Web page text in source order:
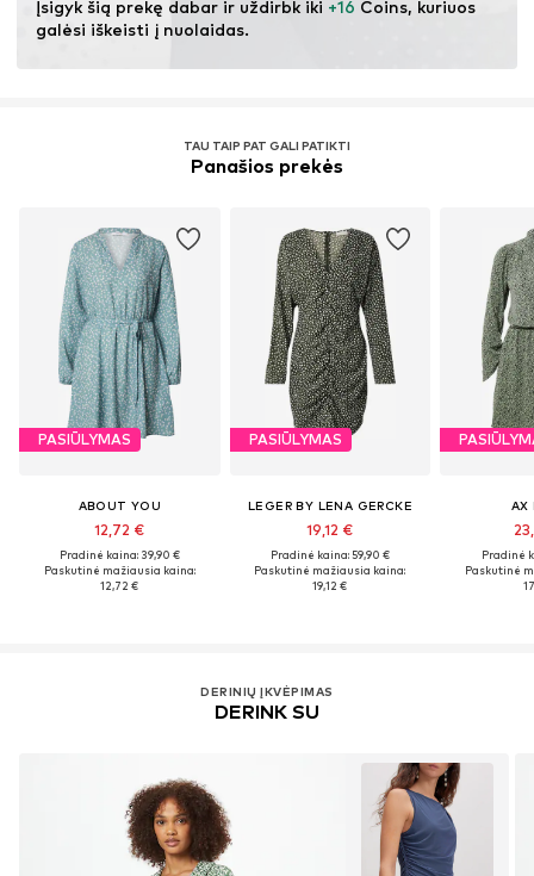
Įsigyk šią prekę dabar ir uždirbk iki +16 Coins, kuriuos
galėsi iškeisti į nuolaidas.
TAU TAIP PAT GALI PATIKTI
Panašios prekės
PASIŪLYMAS
ABOUT YOU
12,72 €
Pradinė kaina: 39,90 €
Paskutinė mažiausia kaina:
12,72 €
PASIŪLYMAS
LEGER BY LENA GERCKE
19,12 €
Pradinė kaina: 59,90 €
Paskutinė mažiausia kaina:
19,12 €
AX
Pradinė
Paskutinė
DERINIŲ ĮKVĖPIMAS
DERINK SU